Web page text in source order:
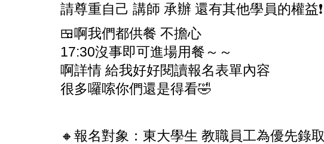
請尊重自己 講師 承辦 還有其他學員的權益❗️
🍱啊我們都供餐 不擔心
17:30沒事即可進場用餐～～
啊詳情 給我好好閱讀報名表單內容
很多囉嗦你們還是得看🤣
🔸報名對象：東大學生 教職員工為優先錄取